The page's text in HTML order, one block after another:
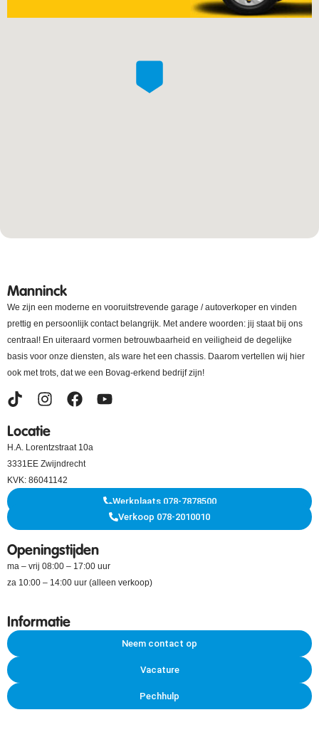
Manninck
We zijn een moderne en vooruitstrevende garage / autoverkoper en vinden
prettig en persoonlijk contact belangrijk. Met andere woorden: jij staat bij ons
centraal! En uiteraard vormen betrouwbaarheid en veiligheid de degelijke
basis voor onze diensten, als ware het een chassis. Daarom vertellen wij hier
ook met trots, dat we een Bovag-erkend bedrijf zijn!
Locatie
H.A. Lorentzstraat 10a
3331EE Zwijndrecht
KVK: 86041142
Werkplaats 078-7878500
Verkoop 078-2010010
Openingstijden
ma – vrij 08:00 – 17:00 uur
za 10:00 – 14:00 uur (alleen verkoop)
Informatie
Neem contact op
Vacature
Pechhulp